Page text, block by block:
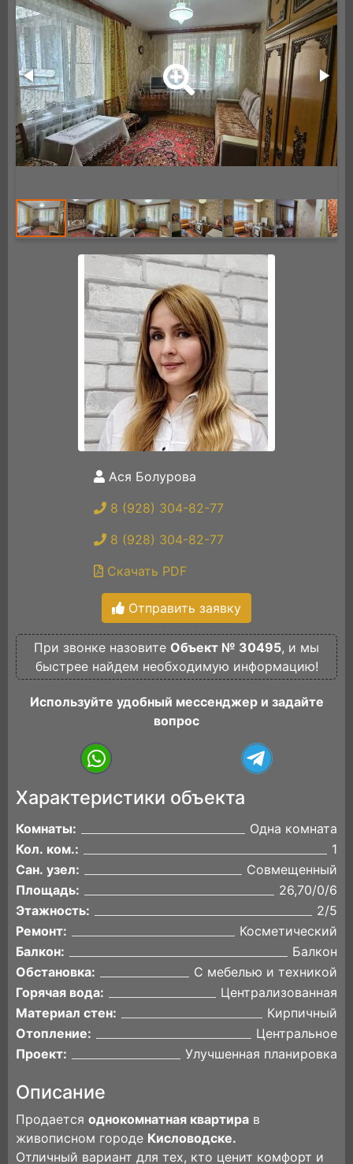
Ася Болурова
8 (928) 304-82-77
8 (928) 304-82-77
Скачать PDF
Отправить заявку
При звонке назовите Объект № 30495, и мы
быстрее найдем необходимую информацию!
Используйте удобный мессенджер и задайте
вопрос
Характеристики объекта
Комнаты:
Одна комната
Кол. ком.:
1
Сан. узел:
Совмещенный
Площадь:
26,70/0/6
Этажность:
2/5
Ремонт:
Косметический
Балкон:
Балкон
Обстановка:
С мебелью и техникой
Горячая вода:
Централизованная
Материал стен:
Кирпичный
Отопление:
Центральное
Проект:
Улучшенная планировка
Описание
Продается однокомнатная квартира в
живописном городе Кисловодске.
Отличный вариант для тех, кто ценит комфорт и